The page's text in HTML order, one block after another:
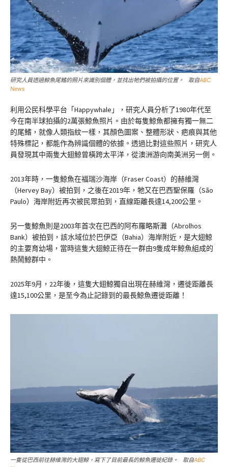
研究人員透過鯨魚尾鰭的照片來識別個體，並找出牠們被拍攝的位置。 取自ABC
News
利用公民科學平台「Happywhale」，研究人員分析了1980年代至
今在南半球拍攝的2萬張鯨魚照片。由於每隻鯨魚都擁有獨一無二
的尾鰭，就像人類指紋一樣，其顏色圖案、整體形狀、疤痕與其他
特殊標記，都能作為辨識個體的依據。透過比對這些照片，研究人
員發現其中兩隻大翅鯨曾橫跨太平洋，從澳洲游向南美洲另一側。
2013年時，一隻鯨魚在福瑞沙海岸（Fraser Coast）的赫維灣
（Hervey Bay）被拍到，之後在2019年，牠又在巴西聖保羅（São
Paulo）海岸附近再次被民眾拍到，直線距離長達14,200公里。
另一隻鯨魚則是2003年首次在巴西的阿布羅略斯灘（Abrolhos
Bank）被拍到，該水域位於巴伊亞（Bahia）海岸附近，是大翅鯨
的主要育幼場，當時這隻大翅鯨正待在一群由9隻成年鯨魚組成的
熱鬧鯨群中。
2025年9月，22年後，這隻大翅鯨獨自出現在赫維灣，遷徙距離長
達15,100公里，是至今為止記錄到的最長鯨魚遷徙距離！
一隻從巴西前往赫維灣的大翅鯨，寫下了目前最長的鯨魚遷徙紀錄。 取自ABC